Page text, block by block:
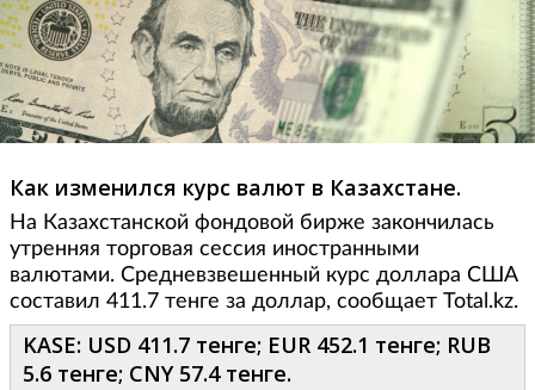
Как изменился курс валют в Казахстане.
На Казахстанской фондовой бирже закончилась
утренняя торговая сессия иностранными
валютами. Средневзвешенный курс доллара США
составил 411.7 тенге за доллар, сообщает Total.kz.
KASE: USD 411.7 тенге; EUR 452.1 тенге; RUB
5.6 тенге; CNY 57.4 тенге.